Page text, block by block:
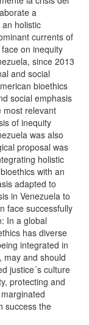
a
holistic
currents of
on inequity
since 2013
and social
bioethics
social emphasis
most relevant
of inequity
was also
proposal was
holistic
with an
adapted to
in Venezuela to
face successfully
In a global
has diverse
integrated in
may and should
justice´s culture
protecting and
success the